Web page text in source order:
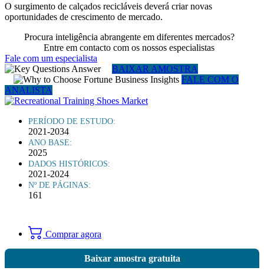
O surgimento de calçados recicláveis ​​deverá criar novas
oportunidades de crescimento de mercado.
Procura inteligência abrangente em diferentes mercados?
Entre em contacto com os nossos especialistas
Fale com um especialista
BAIXAR AMOSTRA
FALE COM O
ANALISTA
PERÍODO DE ESTUDO:
2021-2034
ANO BASE:
2025
DADOS HISTÓRICOS:
2021-2024
Nº DE PÁGINAS:
161
Comprar agora
Baixar amostra gratuita